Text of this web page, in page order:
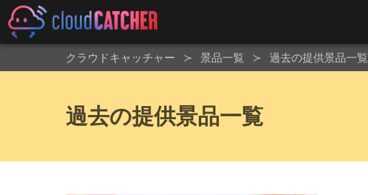
クラウドキャッチャー 景品一覧 過去の提供景品一覧
過去の提供景品一覧